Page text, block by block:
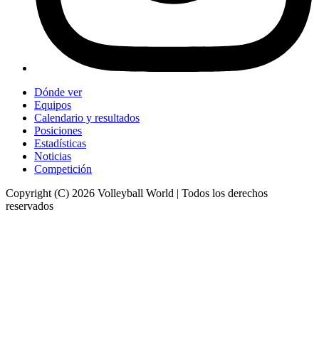
Dónde ver
Equipos
Calendario y resultados
Posiciones
Estadísticas
Noticias
Competición
Copyright (C) 2026 Volleyball World | Todos los derechos
reservados